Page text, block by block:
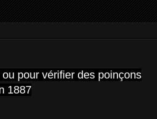
pour vérifier des poinçons
1887